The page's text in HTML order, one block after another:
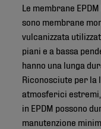
Le membrane
sono membrane
vulcanizzata
piani e a bassa
hanno una lunga
Riconosciute per
atmosferici
in EPDM possono
manutenzione